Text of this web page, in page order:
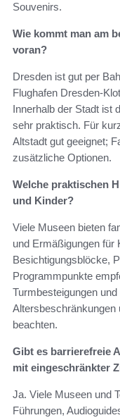
Souvenirs.
Wie kommt man am
voran?
Dresden ist gut per
Flughafen Dresden-
Innerhalb der Stadt ist
sehr praktisch. Für
Altstadt gut geeignet;
zusätzliche Optionen.
Welche praktischen
und Kinder?
Viele Museen bieten
und Ermäßigungen für
Besichtigungsblöcke,
Programmpunkte
Turmbesteigungen
Altersbeschränkungen
beachten.
Gibt es barrierefreie
mit eingeschränkter
Ja. Viele Museen und
Führungen,